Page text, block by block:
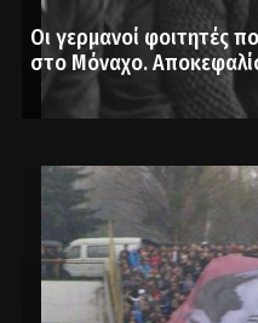
Οι γερμανοί φοιτητές
στο Μόναχο.